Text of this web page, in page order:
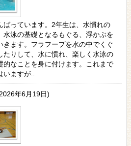
ばっています。2年生は、水慣れの
水泳の基礎となるもぐる、浮かぶを
きます。フラフープを水の中でくぐ
たりして、水に慣れ、楽しく水泳の
的なことを身に付けます。これまで
ますが..
年6月19日)